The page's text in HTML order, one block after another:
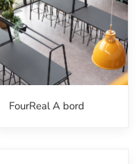
FourReal A bord